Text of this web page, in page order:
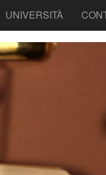
UNIVERSITÀ